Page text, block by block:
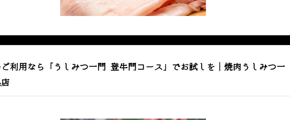
利用なら「うしみつ一門 登牛門コース」でお試しを｜焼肉うしみつ一